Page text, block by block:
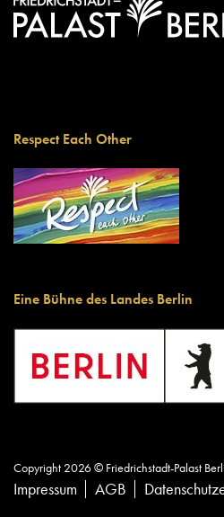
Respect Each Other
Eine Bühne des Landes Berlin
Copyright 2026 © Friedrichstadt-Palast
Impressum AGB